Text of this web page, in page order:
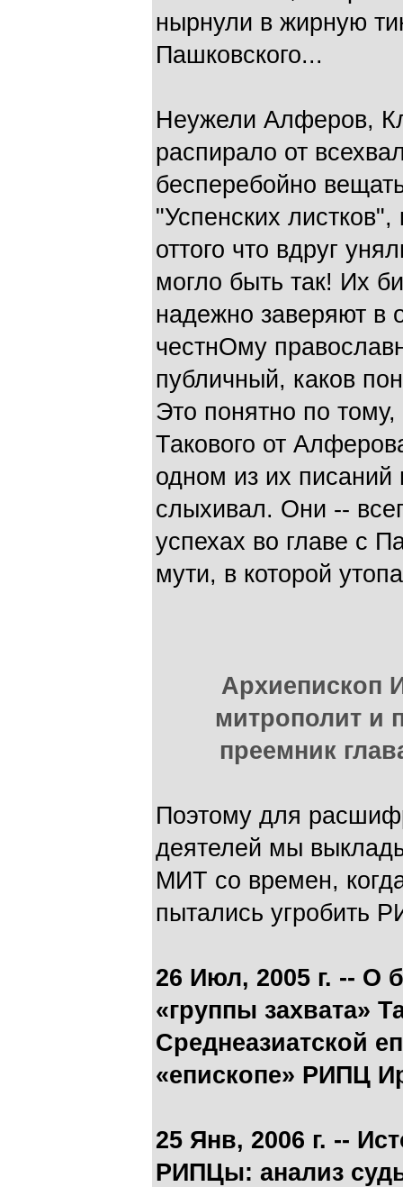
нырнули в жирную
Пашковского...
Неужели Алферов,
распирало от
бесперебойно
"Успенских
оттого что вдруг
могло быть так! Их
надежно заверяют в
честнОму
публичный, каков
Это понятно по
Такового от
одном из их писаний
слыхивал. Они --
успехах во главе с
мути, в которой
Архиепископ
митрополит и
преемник
Поэтому для
деятелей мы
МИТ со времен,
пытались угробить
26 Июл, 2005 г. -- О
«группы захвата»
Среднеазиатской
«епископе» РИПЦ
25 Янв, 2006 г. --
РИПЦы: анализ